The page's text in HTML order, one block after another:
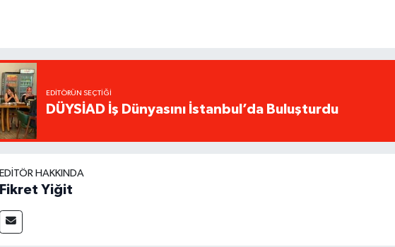
EDITÖRÜN SEÇTIĞI
DÜYSİAD İş Dünyasını İstanbul’da Buluşturdu
EDITÖR HAKKINDA
Fikret Yiğit